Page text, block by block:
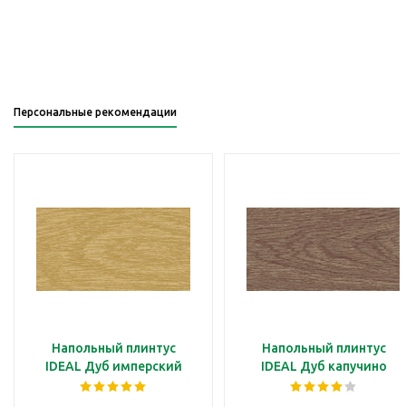
Персональные рекомендации
Напольный плинтус
IDEAL Дуб имперский
Напольный плинтус
IDEAL Дуб капучино